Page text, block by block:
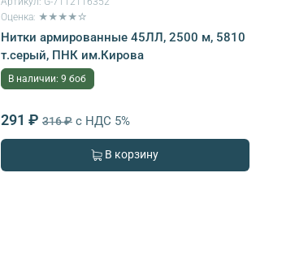
Оценка: ★★★★☆
Нитки армированные 45ЛЛ, 2500 м, 5810
т.серый, ПНК им.Кирова
В наличии: 9 боб
291 ₽ 316 ₽ с НДС 5%
В корзину